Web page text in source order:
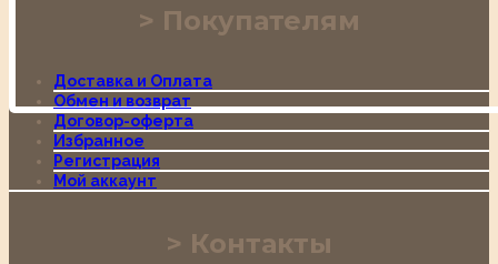
Покупателям
Доставка и Оплата
Обмен и возврат
Договор-оферта
Избранное
Регистрация
Мой аккаунт
Контакты